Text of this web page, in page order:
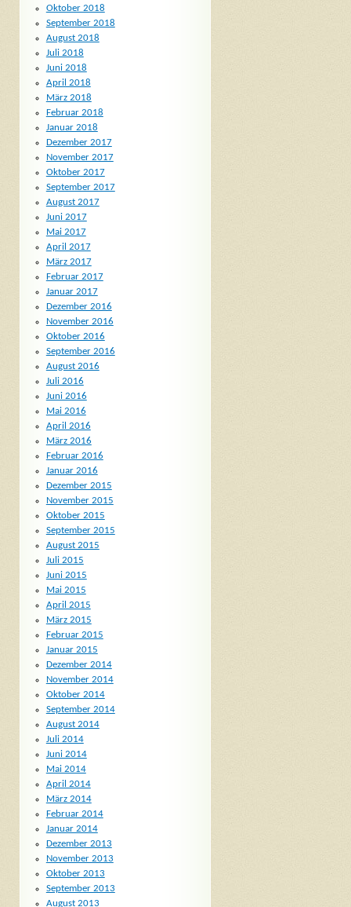
Oktober 2018
September 2018
August 2018
Juli 2018
Juni 2018
April 2018
März 2018
Februar 2018
Januar 2018
Dezember 2017
November 2017
Oktober 2017
September 2017
August 2017
Juni 2017
Mai 2017
April 2017
März 2017
Februar 2017
Januar 2017
Dezember 2016
November 2016
Oktober 2016
September 2016
August 2016
Juli 2016
Juni 2016
Mai 2016
April 2016
März 2016
Februar 2016
Januar 2016
Dezember 2015
November 2015
Oktober 2015
September 2015
August 2015
Juli 2015
Juni 2015
Mai 2015
April 2015
März 2015
Februar 2015
Januar 2015
Dezember 2014
November 2014
Oktober 2014
September 2014
August 2014
Juli 2014
Juni 2014
Mai 2014
April 2014
März 2014
Februar 2014
Januar 2014
Dezember 2013
November 2013
Oktober 2013
September 2013
August 2013